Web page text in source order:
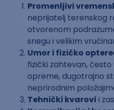
Promenljivi
neprijatelj terenskog
otvorenom
snegu i velikim
Umor i fizičko
fizički zahtevan,
opreme, dugotrajno
neprirodnim
Tehnički kvarovi i